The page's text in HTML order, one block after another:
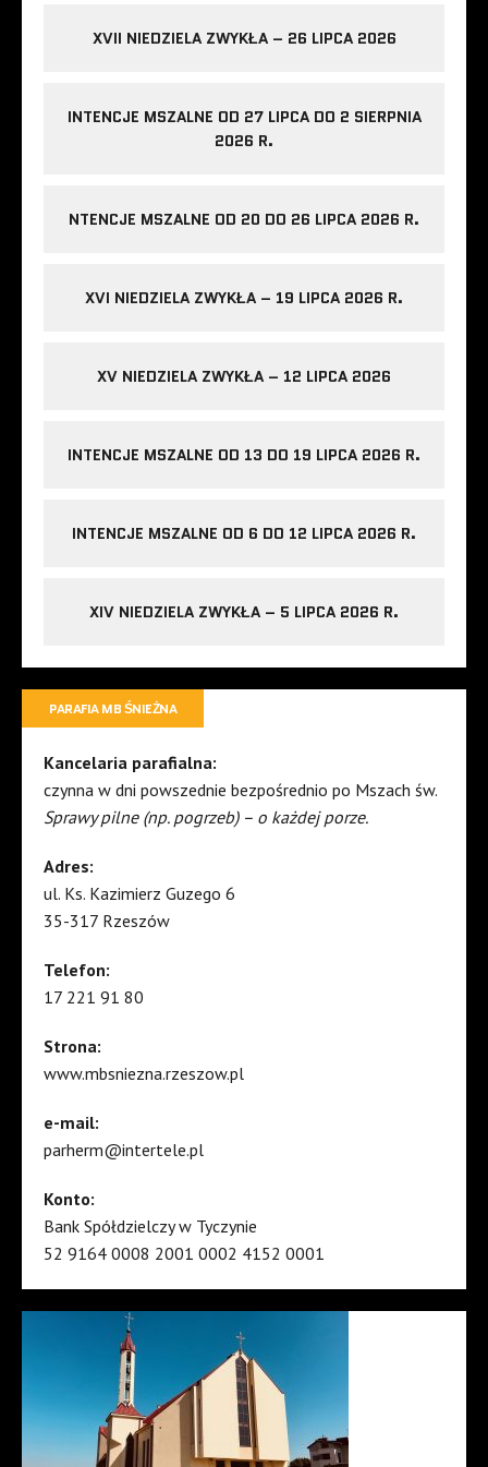
XVII NIEDZIELA ZWYKŁA – 26 LIPCA 2026
INTENCJE MSZALNE OD 27 LIPCA DO 2 SIERPNIA
2026 R.
NTENCJE MSZALNE OD 20 DO 26 LIPCA 2026 R.
XVI NIEDZIELA ZWYKŁA – 19 LIPCA 2026 R.
XV NIEDZIELA ZWYKŁA – 12 LIPCA 2026
INTENCJE MSZALNE OD 13 DO 19 LIPCA 2026 R.
INTENCJE MSZALNE OD 6 DO 12 LIPCA 2026 R.
XIV NIEDZIELA ZWYKŁA – 5 LIPCA 2026 R.
PARAFIA MB ŚNIEŻNA
Kancelaria parafialna:
czynna w dni powszednie bezpośrednio po Mszach św.
Sprawy pilne (np. pogrzeb) – o każdej porze.
Adres:
ul. Ks. Kazimierz Guzego 6
35-317 Rzeszów
Telefon:
17 221 91 80
Strona:
www.mbsniezna.rzeszow.pl
e-mail:
parherm@intertele.pl
Konto:
Bank Spółdzielczy w Tyczynie
52 9164 0008 2001 0002 4152 0001